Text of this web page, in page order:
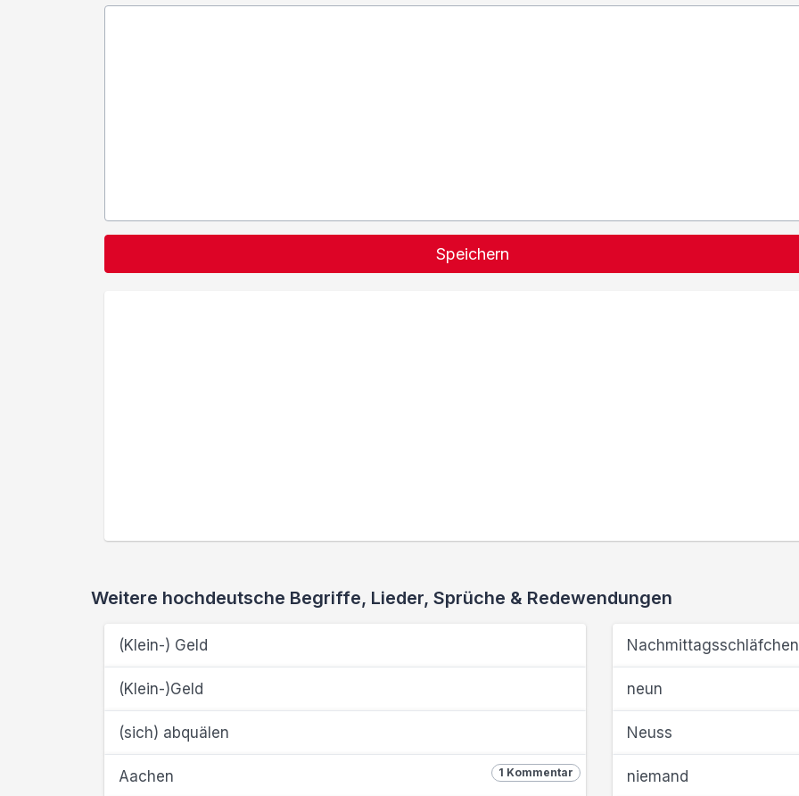
Speichern
Weitere hochdeutsche Begriffe, Lieder, Sprüche & Redewendungen
(Klein-) Geld
(Klein-)Geld
(sich) abquälen
1 Kommentar
Aachen
Nachmittagsschläfchen
neun
Neuss
niemand